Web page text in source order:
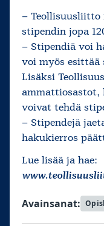
–
stipendin jopa
– Stipendiä voi
voi myös esittää
Lisäksi
voivat tehdä
– Stipendejä
hakukierros
Lue lisää ja hae:
Avainsanat: